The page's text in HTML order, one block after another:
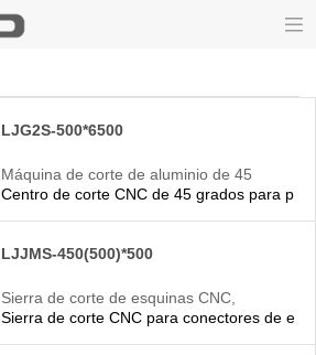
LJG2S-500*6500
Máquina de corte de aluminio de 45
grados
Centro de corte CNC de 45 grados para
LJJMS-450(500)*500
Sierra de corte de esquinas CNC,
máquina CNC de aluminio
Sierra de corte CNC para conectores de